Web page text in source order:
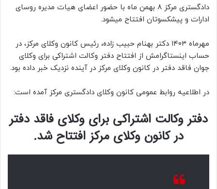
دادگستری مرکز ۸ بهمن ماه با حضور اعضای هیات مدیره روسای
ادارات و پیشکسوتان افتتاح میشود.
مهرماه ۱۴۰۳ دکتر بهنام حبیب زاده، رئیس کانون وکلای مرکز، در
حساب اینستاگرامش از افتتاح دفتر وکالت اشتراکی برای وکلای
جوان فاقد دفتر در کانون وکلای مرکز در آینده نزدیک خبر داده بود.
در اطلاعیه روابط عمومی کانون وکلای دادگستری مرکز آمده است:
دفتر وکالت اشتراکی برای وکلای فاقد دفتر
در کانون وکلای مرکز افتتاح شد.